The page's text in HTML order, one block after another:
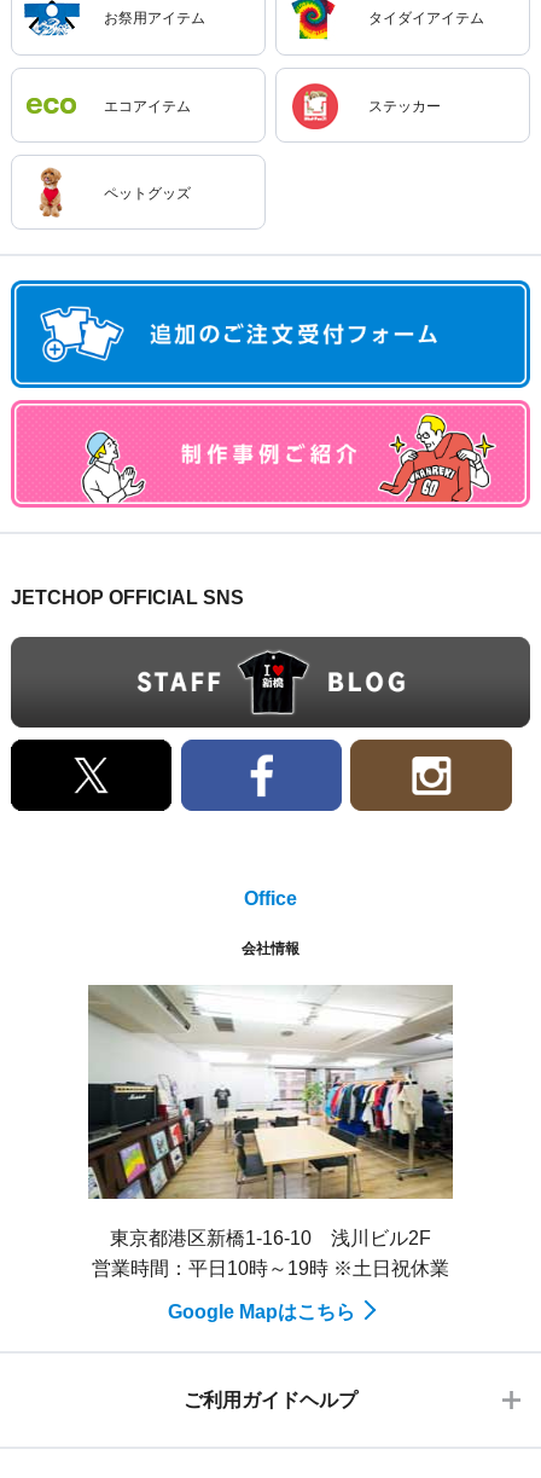
お祭用アイテム タイダイアイテム
エコアイテム ステッカー
ペットグッズ
JETCHOP OFFICIAL SNS
Office
会社情報
東京都港区新橋1-16-10 浅川ビル2F
営業時間：平日10時～19時 ※土日祝休業
Google Mapはこちら
ご利用ガイドヘルプ